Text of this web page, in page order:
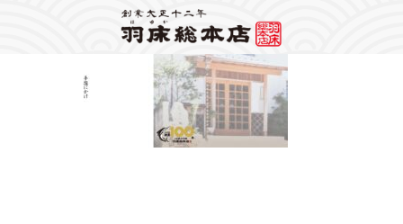
: foreach() argument must be of type array|object, bool given in
/home/mps1910/hayuka.jp/public_html/wp-
content/themes/hayuka/single.phpon line12